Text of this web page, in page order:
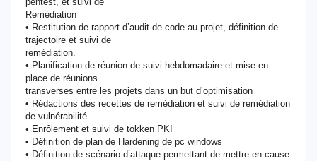
Remédiation
• Restitution de rapport d’audit de code au projet, définition de
trajectoire et suivi de
remédiation.
• Planification de réunion de suivi hebdomadaire et mise en
place de réunions
transverses entre les projets dans un but d’optimisation
• Rédactions des recettes de remédiation et suivi de remédiation
de vulnérabilité
• Enrôlement et suivi de tokken PKI
• Définition de plan de Hardening de pc windows
• Définition de scénario d’attaque permettant de mettre en cause